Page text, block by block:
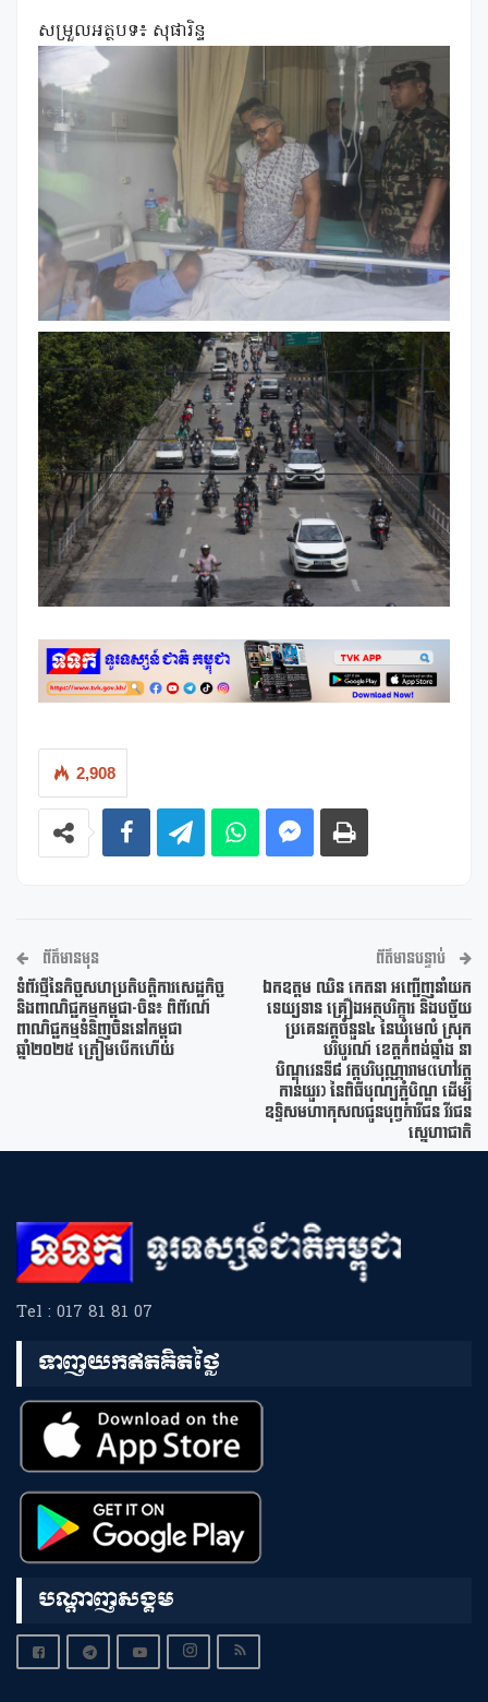
សម្រួលអត្ថបទ៖ សុផារិន្ទ
2,908
ព័ត៌មានមុន
ទំព័រថ្មីនៃកិច្ចសហប្រតិបត្តិការសេដ្ឋកិច្ច
និងពាណិជ្ជកម្មកម្ពុជា-ចិន៖ ពិព័រណ៍
ពាណិជ្ជកម្មទំនិញចិននៅកម្ពុជា
ឆ្នាំ២០២៥ ត្រៀមបើកហើយ
ព័ត៌មានបន្ទាប់
ឯកឧត្តម ឈិន កេតនា អញ្ជើញនាំយក
ទេយ្យទាន គ្រឿងអត្ថបរិក្ខារ និងបច្ច័យ
ប្រគេនវត្តចំនួន៤ នៃឃុំមេលំ ស្រុក
បរិបូរណ៍ ខេត្តកំពង់ឆ្នាំង នា
បិណ្ឌវេនទី៨ វត្តបរិបុណ្ណារាម(ហៅវត្ត
កាន់យួរ) នៃពិធីបុណ្យភ្ជុំបិណ្ឌ ដើម្បី
ឧទ្ទិសមហាកុសលជូនបុព្វការីជន វីរជន
ស្នេហាជាតិ
Tel : 017 81 81 07
ទាញយកឥតគិតថ្លៃ
បណ្តាញសង្គម